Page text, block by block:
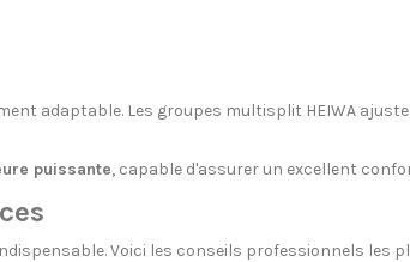
adaptable. Les groupes multisplit HEIWA
puissante, capable d'assurer un excellent
Voici les conseils professionnels les